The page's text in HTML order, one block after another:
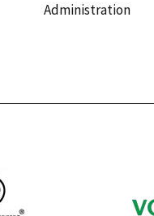
Administration